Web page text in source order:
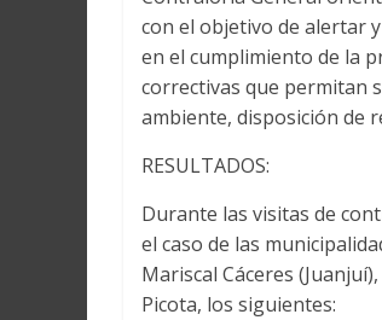
con el objetivo de alertar
en el cumplimiento de la
correctivas que permitan
ambiente, disposición de
RESULTADOS:
Durante las visitas de
el caso de las
Mariscal Cáceres
Picota, los siguientes: